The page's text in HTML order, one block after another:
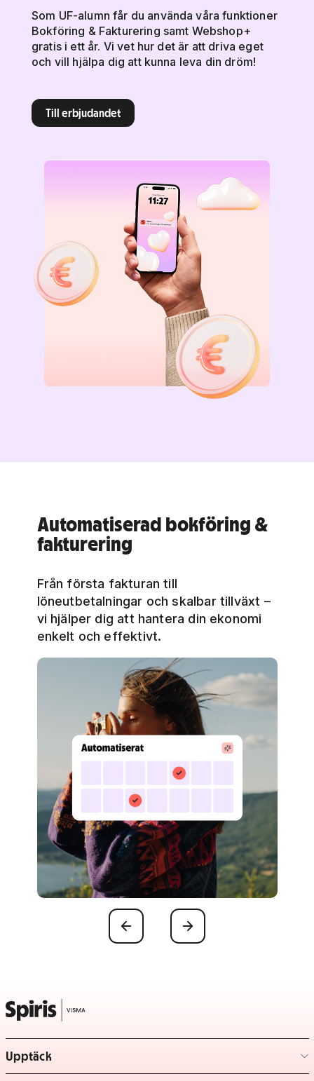
Som UF-alumn får du använda våra funktioner
Bokföring & Fakturering samt Webshop+
gratis i ett år. Vi vet hur det är att driva eget
och vill hjälpa dig att kunna leva din dröm!
Till erbjudandet
Automatiserad bokföring &
fakturering
Från första fakturan till
löneutbetalningar och skalbar tillväxt –
vi hjälper dig att hantera din ekonomi
enkelt och effektivt.
Föregående Nästa
Upptäck
– klicka för att expandera lista